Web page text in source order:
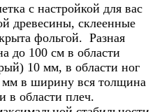
с настройкой для вас
древесины, склеенные
фольгой. Разная
до 100 см в области
10 мм, в области ног
мм в ширину вся толщина
в области плеч.